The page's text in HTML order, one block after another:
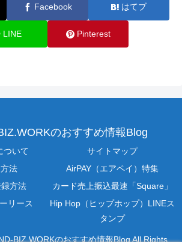
Facebook はてブ
LINE Pinterest
のおすすめ情報Blog
ついて
サイトマップ
法
AirPAY（エアペイ）特集
方法
カード売上振込最速「Square」
リース
Hip Hop（ヒップホップ）LINEス
タンプ
BIZ.WORKのおすすめ情報Blog All Rights